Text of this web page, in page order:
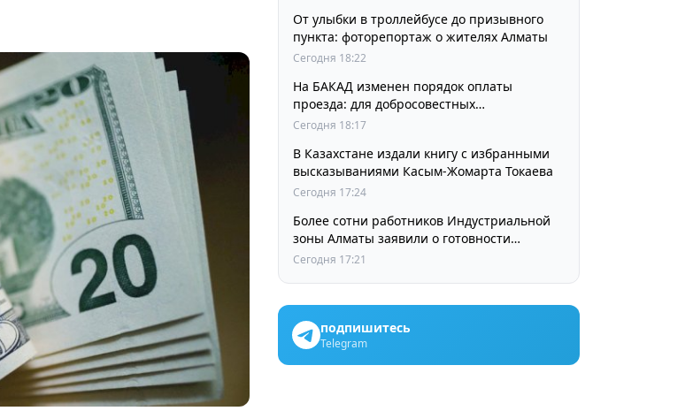
От улыбки в троллейбусе до призывного
пункта: фоторепортаж о жителях Алматы
Сегодня 18:22
На БАКАД изменен порядок оплаты
проезда: для добросовестных
пользователей стоимость остается
Сегодня 18:17
В Казахстане издали книгу с избранными
высказываниями Касым-Жомарта Токаева
Сегодня 17:24
Более сотни работников Индустриальной
зоны Алматы заявили о готовности
принять участие в выборах членов
Сегодня 17:21
подпишитесь
Telegram